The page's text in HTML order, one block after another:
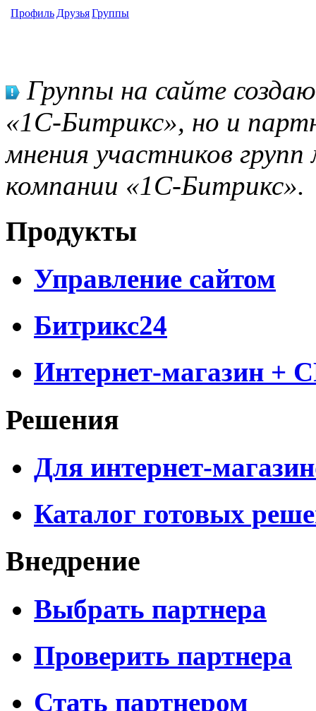
Профиль ДрузьяГруппы
Группы на сайте
«1С-Битрикс», но и
мнения участников
компании «1С-Битрикс».
Продукты
Управление сайтом
Битрикс24
Интернет-магазин +
Решения
Для интернет-
Каталог готовых
Внедрение
Выбрать партнера
Проверить партнера
Стать партнером